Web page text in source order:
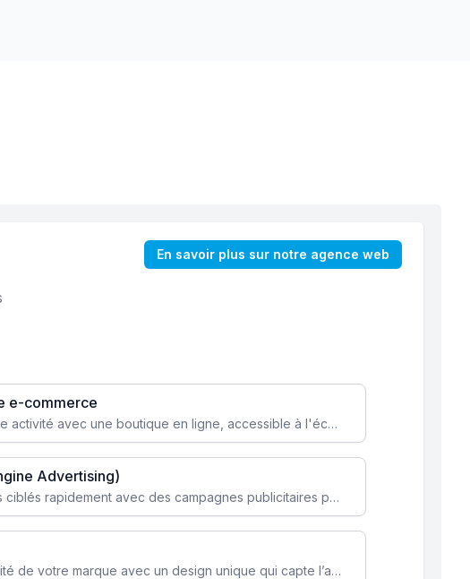
En savoir plus sur notre agence web
e-commerce
Transformez votre activité avec une boutique en ligne, accessible à l'échelle mondiale 24/7.
Advertising)
Attirez des clients ciblés rapidement avec des campagnes publicitaires payantes optimisées pour vos objectifs.
Renforcez l’identité de votre marque avec un design unique qui capte l’attention et engage vos clients.